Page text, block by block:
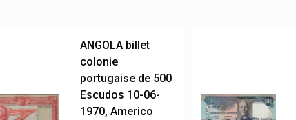
ANGOLA billet
colonie
portugaise de 500
Escudos 10-06-
1970, Americo